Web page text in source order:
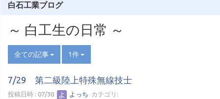
白石工業ブログ
～ 白工生の日常 ～
全ての記事 1件
7/29 第二級陸上特殊無線技士
投稿日時 : 07/30 よっち カテゴリ: